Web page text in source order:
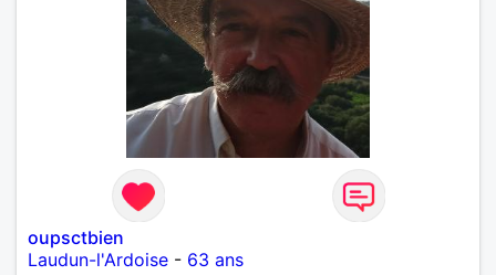
laisse « glisser » beaucoup de choses. Mais ne vous
m’éprenez pas Mesdames, si une personne que
j’aime me trahit une fois, il n’y aura pas de seconde
chance et je l’effacerai à « vitam eternam ».
Néanmoins, je suis un tout petit peu maniaque ainsi
qu’impatient. J’essaye de faire des efforts. Rien de
bien dramatique ! Du moins je le pense……Je suis un
homme facile à vivre. À vous si vous le souhaitez,
d’apprendre à me connaître davantage. J’en serai
ravi….A très bientôt je l’espère.
oupsctbien
Laudun-l'Ardoise - 63 ans